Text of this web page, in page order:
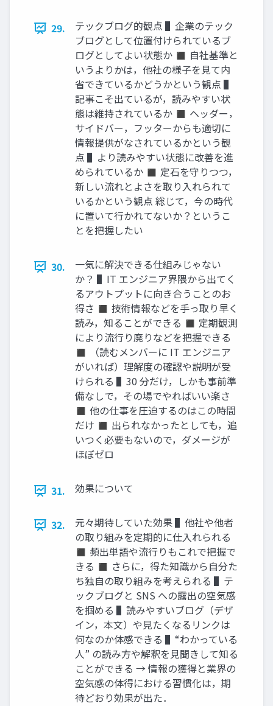
29.
テックブログ的観点 ▌企業のテック
ブログとして位置付けられているブ
ログとしてよい状態か ◼ 自社基準と
いうよりかは，他社の様子を見て内
省できているかどうかという観点 ▌
記事こそ出ているが，読みやすい状
態は維持されているか ◼ ヘッダー，
サイドバー，フッターからも適切に
情報提供がなされているかという観
点 ▌より読みやすい状態に改善を進
められているか ◼ 定石を守りつつ，
新しい流れとよさを取り入れられて
いるかという観点 総じて，今の時代
に置いて行かれてないか？というこ
とを把握したい
30.
一気に解決できる仕組みじゃない
か？ ▌IT エンジニア界隈から出てく
るアウトプットに向き合うことのお
得さ ◼ 技術情報などを手っ取り早く
読み，知ることができる ◼ 定期観測
により流行り廃りなどを把握できる
◼ （読むメンバーに IT エンジニア
がいれば）理解度の確認や説明が受
けられる ▌30 分だけ，しかも事前準
備なしで，その場でやればいい楽さ
◼ 他の仕事を圧迫するのはこの時間
だけ ◼ 出られなかったとしても，追
いつく必要もないので，ダメージが
ほぼゼロ
31. 効果について
32.
元々期待していた効果 ▌他社や他者
の取り組みを定期的に仕入れられる
◼ 頻出単語や流行りもこれで把握で
きる ◼ さらに，得た知識から自分た
ち独自の取り組みを考えられる ▌テ
ックブログと SNS への露出の空気感
を掴める ▌読みやすいブログ（デザ
イン，本文）や見たくなるリンクは
何なのか体感できる ▌“わかっている
人” の読み方や解釈を見聞きして知る
ことができる → 情報の獲得と業界の
空気感の体得における習慣化は，期
待どおり効果が出た．